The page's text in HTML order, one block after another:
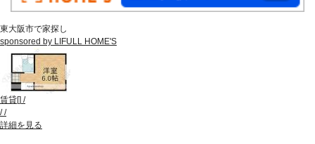
東大阪市で家探し
sponsored by LIFULL HOME'S
賃貸[] /
//
詳細を見る